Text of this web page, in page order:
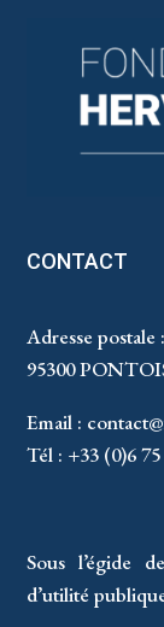
CONTACT
Adresse postale
95300
Email :
Tél : +33 (0)6
Sous l’égide
d’utilité